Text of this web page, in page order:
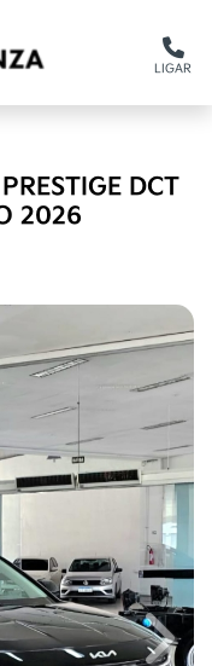
LIGAR
DCT
2026
Next